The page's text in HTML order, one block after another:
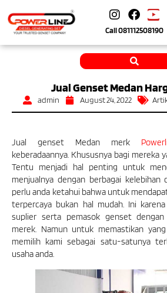
Call081112508190
Jual Genset Medan
admin August 24, 2022
Jual genset Medan merk
keberadaannya. Khususnya bagi mereka
Tentu menjadi hal penting untuk
menjualnya dengan berbagai kelebihan
perlu anda ketahui bahwa untuk
terpercaya bukan hal mudah. Ini
suplier serta pemasok genset
merek. Namun untuk memastikan
memilih kami sebagai satu-satunya
usaha anda.